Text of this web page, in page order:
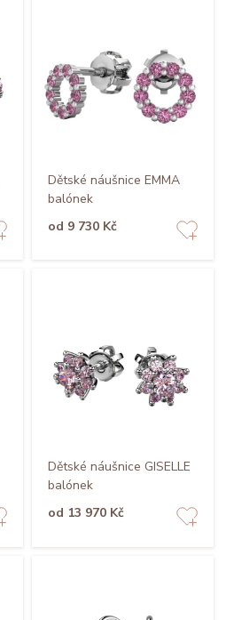
Dětské náušnice EMMA
balónek
od 9 730 Kč
Dětské náušnice GISELLE
balónek
od 13 970 Kč